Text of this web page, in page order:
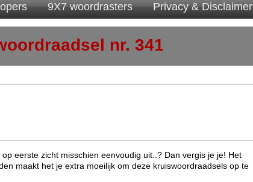
9X7 woordrasters Privacy & Disclaimer
nr. 341
eerste zicht misschien eenvoudig uit..? Dan vergis je je! Het
maakt het je extra moeilijk om deze kruiswoordraadsels op te